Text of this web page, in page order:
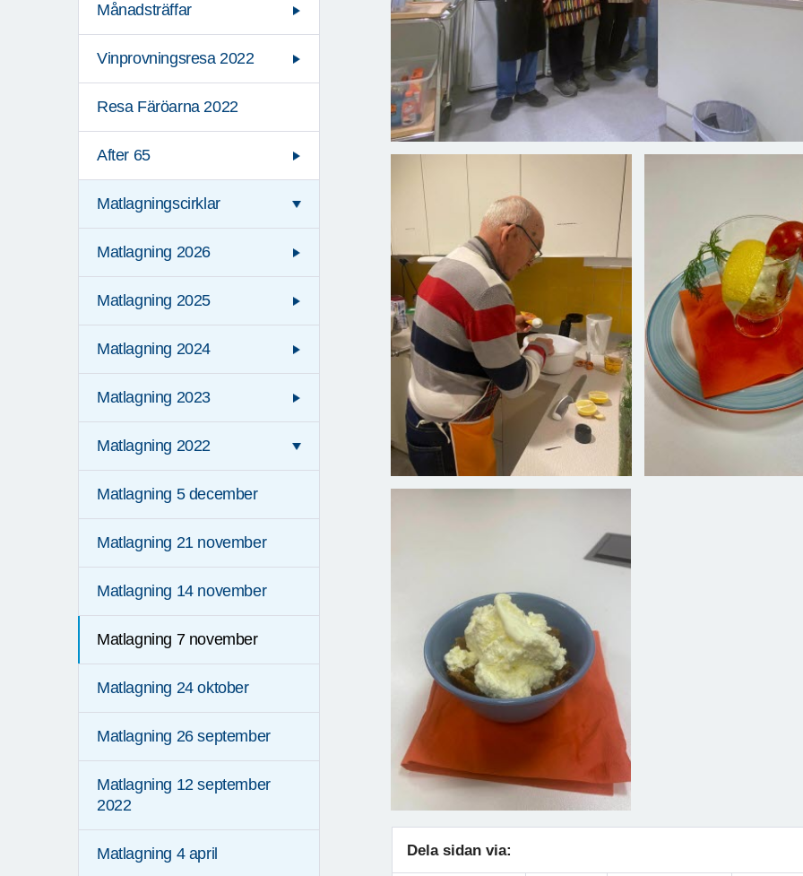
Månadsträffar
Vinprovningsresa 2022
Resa Färöarna 2022
After 65
Matlagningscirklar
Matlagning 2026
Matlagning 2025
Matlagning 2024
Matlagning 2023
Matlagning 2022
Matlagning 5 december
Matlagning 21 november
Matlagning 14 november
Matlagning 7 november
Matlagning 24 oktober
Matlagning 26 september
Matlagning 12 september
2022
Matlagning 4 april Dela sidan via: